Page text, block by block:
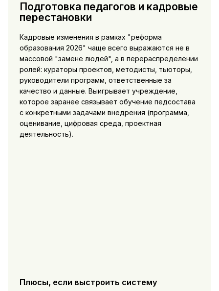
Подготовка педагогов и кадровые
перестановки
Кадровые изменения в рамках "реформа
образования 2026" чаще всего выражаются не в
массовой "замене людей", а в перераспределении
ролей: кураторы проектов, методисты, тьюторы,
руководители программ, ответственные за
качество и данные. Выигрывает учреждение,
которое заранее связывает обучение педсостава
с конкретными задачами внедрения (программа,
оценивание, цифровая среда, проектная
деятельность).
Плюсы, если выстроить систему